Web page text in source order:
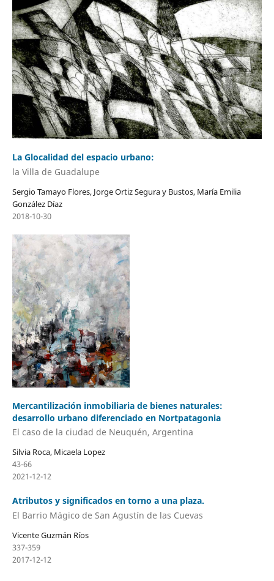
La Glocalidad del espacio urbano:
la Villa de Guadalupe
Sergio Tamayo Flores, Jorge Ortiz Segura y Bustos, María Emilia
González Díaz
2018-10-30
Mercantilización inmobiliaria de bienes naturales:
desarrollo urbano diferenciado en Nortpatagonia
El caso de la ciudad de Neuquén, Argentina
Silvia Roca, Micaela Lopez
43-66
2021-12-12
Atributos y significados en torno a una plaza.
El Barrio Mágico de San Agustín de las Cuevas
Vicente Guzmán Ríos
337-359
2017-12-12